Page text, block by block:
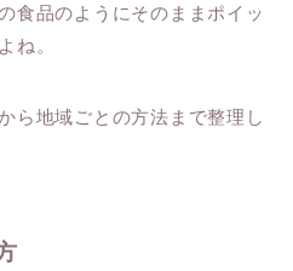
食品のようにそのままポイッ
ね。
ら地域ごとの方法まで整理し